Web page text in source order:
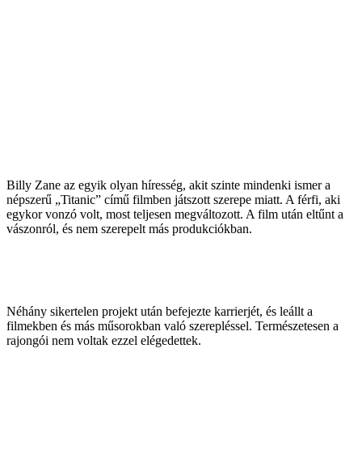
Billy Zane az egyik olyan híresség, akit szinte mindenki ismer a
népszerű „Titanic” című filmben játszott szerepe miatt. A férfi, aki
egykor vonzó volt, most teljesen megváltozott. A film után eltűnt a
vászonról, és nem szerepelt más produkciókban.
Néhány sikertelen projekt után befejezte karrierjét, és leállt a
filmekben és más műsorokban való szerepléssel. Természetesen a
rajongói nem voltak ezzel elégedettek.